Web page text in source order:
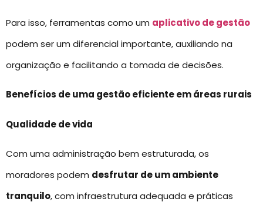
Para isso, ferramentas como um aplicativo de gestão
podem ser um diferencial importante, auxiliando na
organização e facilitando a tomada de decisões.
Benefícios de uma gestão eficiente em áreas rurais
Qualidade de vida
Com uma administração bem estruturada, os
moradores podem desfrutar de um ambiente
tranquilo, com infraestrutura adequada e práticas